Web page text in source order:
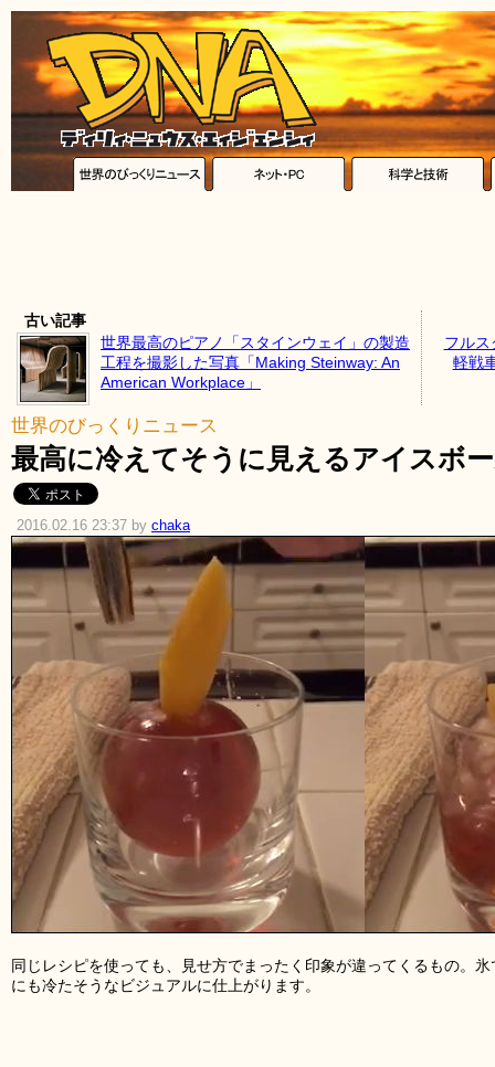
古い記事
世界最高のピアノ「スタインウェイ」の製造
工程を撮影した写真「Making Steinway: An
American Workplace」
フル
軽戦
世界のびっくりニュース
最高に冷えてそうに見えるアイスボ
2016.02.16 23:37 by chaka
同じレシピを使っても、見せ方でまったく印象が違ってくるもの。
にも冷たそうなビジュアルに仕上がります。